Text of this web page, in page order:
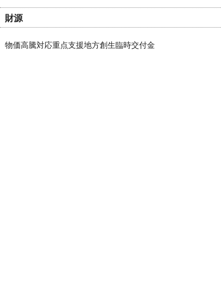
財源
物価高騰対応重点支援地方創生臨時交付金